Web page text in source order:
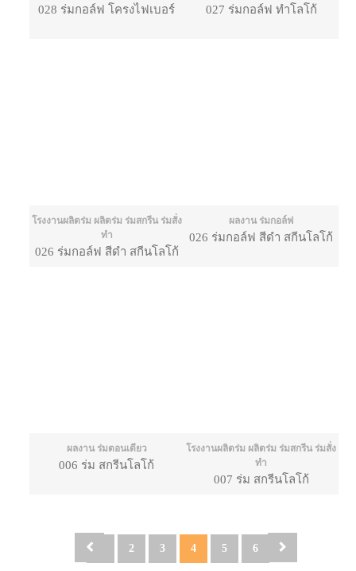
028 ร่มกอล์ฟ โครงไฟเบอร์ 027 ร่มกอล์ฟ ทำโลโก้
โรงงานผลิตร่ม ผลิตร่ม ร่มสกรีน ร่มสั่ง
ทำ
026 ร่มกอล์ฟ สีดำ สกีนโลโก้
ผลงาน ร่มกอล์ฟ
026 ร่มกอล์ฟ สีดำ สกีนโลโก้
ผลงาน ร่มตอนเดียว
006 ร่ม สกรีนโลโก้
โรงงานผลิตร่ม ผลิตร่ม ร่มสกรีน ร่มสั่ง
ทำ
007 ร่ม สกรีนโลโก้
2 3 4 5 6